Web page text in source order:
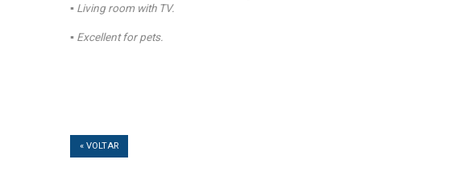
▪ Living room with TV.
▪ Excellent for pets.
« VOLTAR